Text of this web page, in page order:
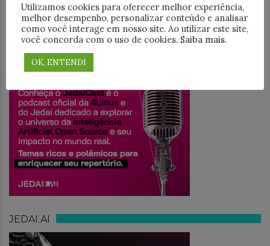
JEDAICAST
JEDAI.AI
Utilizamos cookies para oferecer melhor experiência,
melhor desempenho, personalizar conteúdo e analisar
como você interage em nosso site. Ao utilizar este site,
você concorda com o uso de cookies. Saiba mais.
OK, ENTENDI